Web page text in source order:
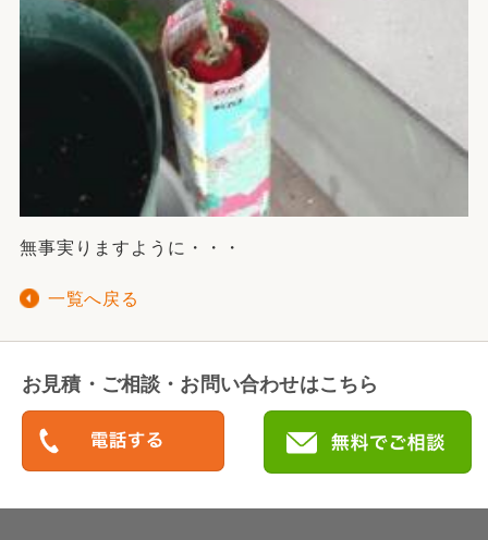
無事実りますように・・・
一覧へ戻る
お見積・ご相談・お問い合わせはこちら